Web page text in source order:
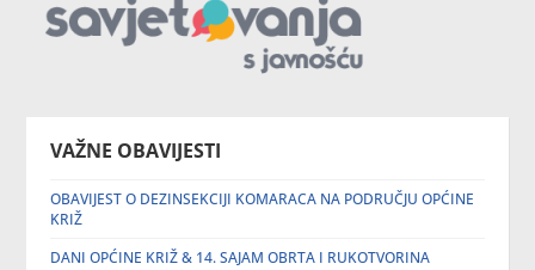
VAŽNE OBAVIJESTI
OBAVIJEST O DEZINSEKCIJI KOMARACA NA PODRUČJU OPĆINE
KRIŽ
DANI OPĆINE KRIŽ & 14. SAJAM OBRTA I RUKOTVORINA